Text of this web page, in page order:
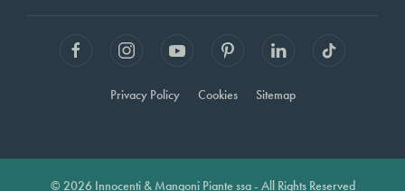
Privacy Policy Cookies Sitemap
© 2026 Innocenti & Mangoni Piante ssa - All Rights Reserved